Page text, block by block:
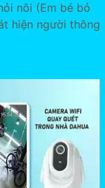
nôi (Em bé bỏ
hiện người thông